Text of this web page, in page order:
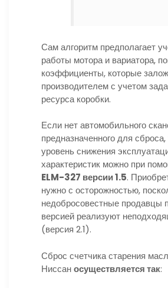
Сам алгоритм предполагает
работы мотора и вариатора,
коэффициенты, которые
производителем с учетом
ресурса коробки.
Если нет автомобильного
предназначенного для
уровень снижения
характеристик можно при
ELM-327 версии 1.5.
нужно с осторожностью,
недобросовестные продавцы
версией реализуют
(версия 2.1).
Сброс счетчика старения
Ниссаносуществляется так: